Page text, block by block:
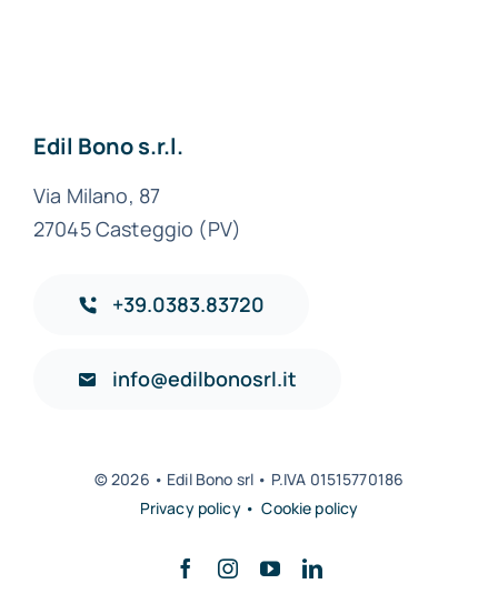
Edil Bono s.r.l.
Via Milano, 87
27045 Casteggio (PV)
+39.0383.83720
info@edilbonosrl.it
© 2026 • Edil Bono srl • P.IVA 01515770186
Privacy policy • Cookie policy